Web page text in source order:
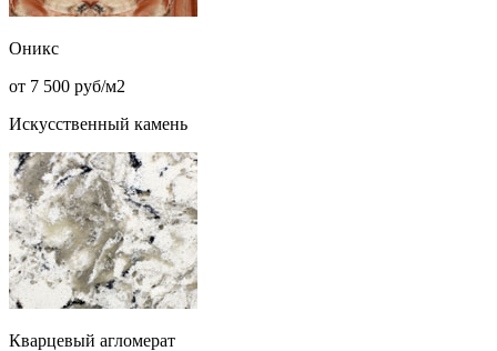
Оникс
от 7 500 руб/м2
Искусственный камень
Кварцевый агломерат